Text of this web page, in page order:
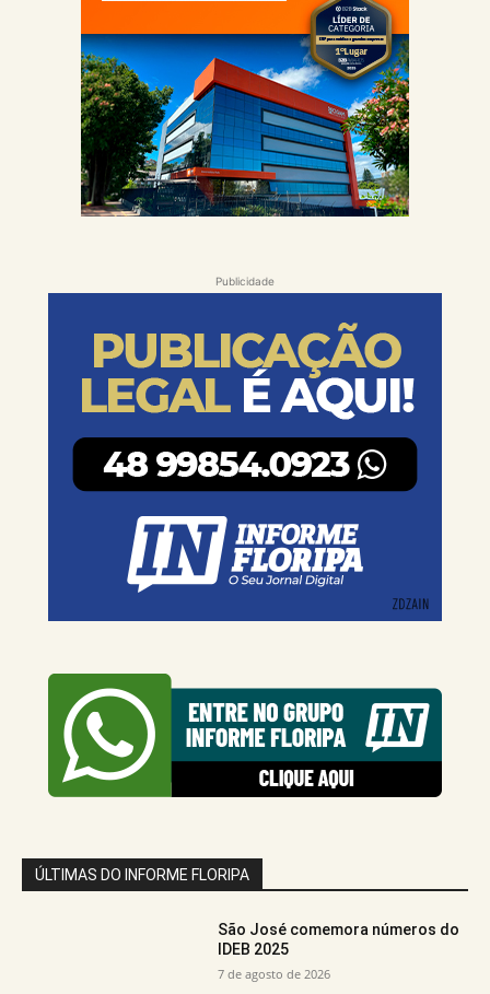
Publicidade
ÚLTIMAS DO INFORME FLORIPA
São José comemora números do
IDEB 2025
7 de agosto de 2026